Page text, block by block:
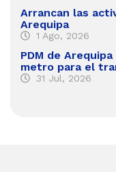
Arrancan las
Arequipa
1 Ago, 2026
PDM de
metro para el
31 Jul, 2026